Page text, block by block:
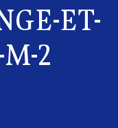
ET-
2